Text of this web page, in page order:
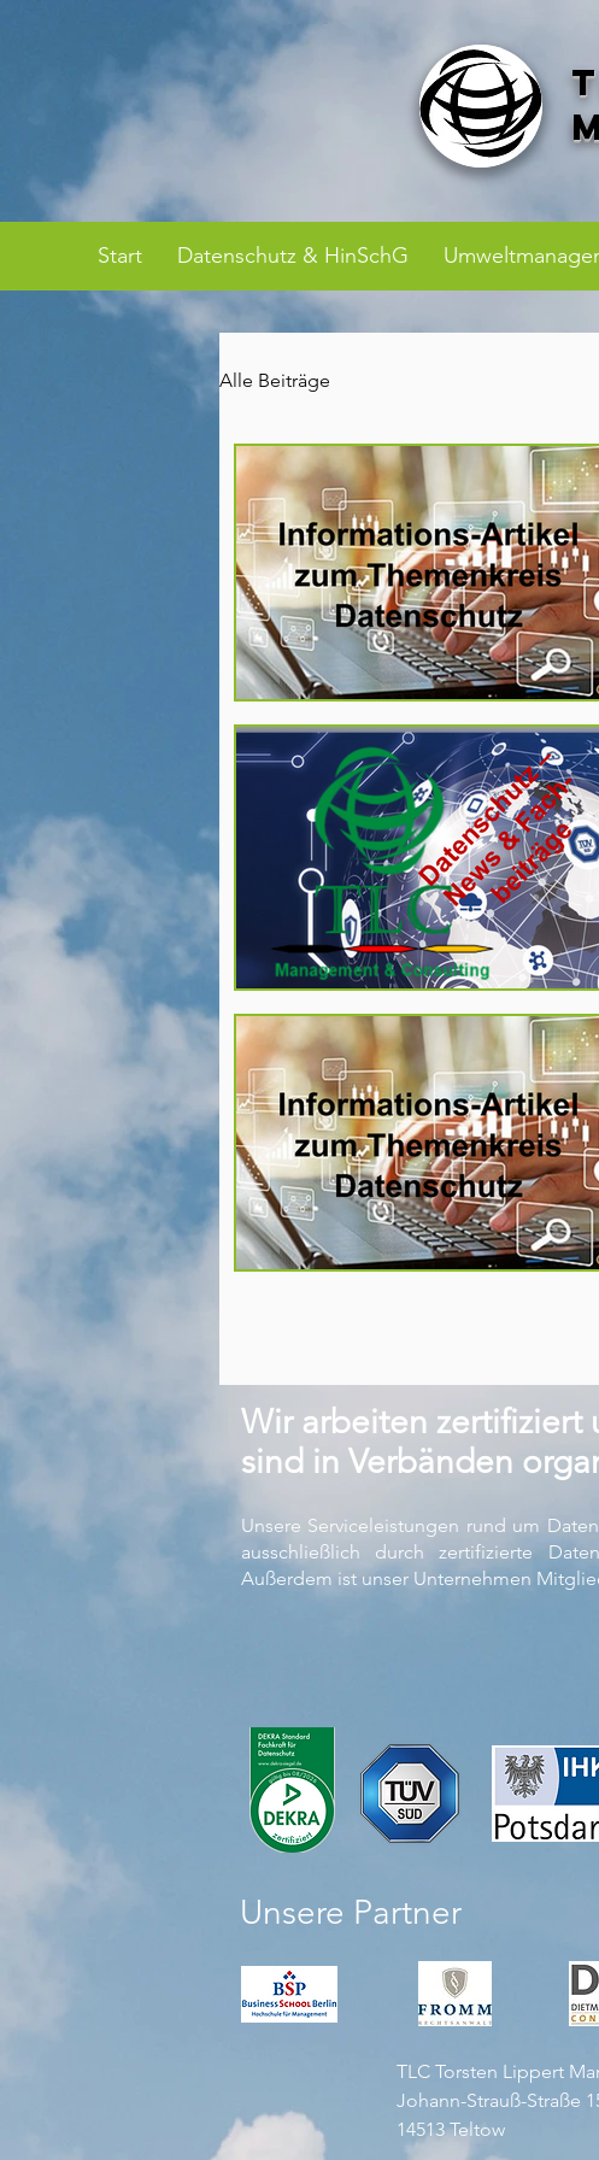
Start Datenschutz & HinSchG
Alle Beiträge
Wir arbeiten zertifiziert
sind in Verbänden
Unsere Serviceleistungen rund um
ausschließlich durch zertifizierte
Außerdem ist unser Unternehmen
Unsere Partner
TLC Torsten Lippert
Johann-Strauß-Straße
14513 Teltow